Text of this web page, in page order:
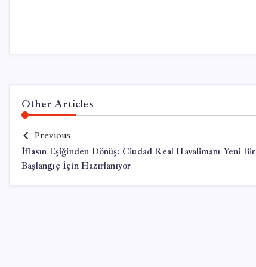
Other Articles
Previous
İflasın Eşiğinden Dönüş: Ciudad Real Havalimanı Yeni Bir
Başlangıç İçin Hazırlanıyor